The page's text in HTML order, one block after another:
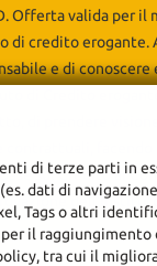
Offerta valida per il
di credito erogante.
e di
di prendere
sul Credito ai
di terze parti in
dati di
Tags o altri
il
tra cui il